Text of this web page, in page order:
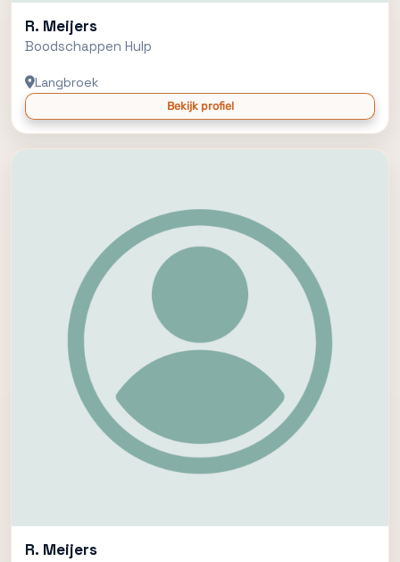
R. Meijers
Boodschappen Hulp
Langbroek
Bekijk profiel
R. Meijers